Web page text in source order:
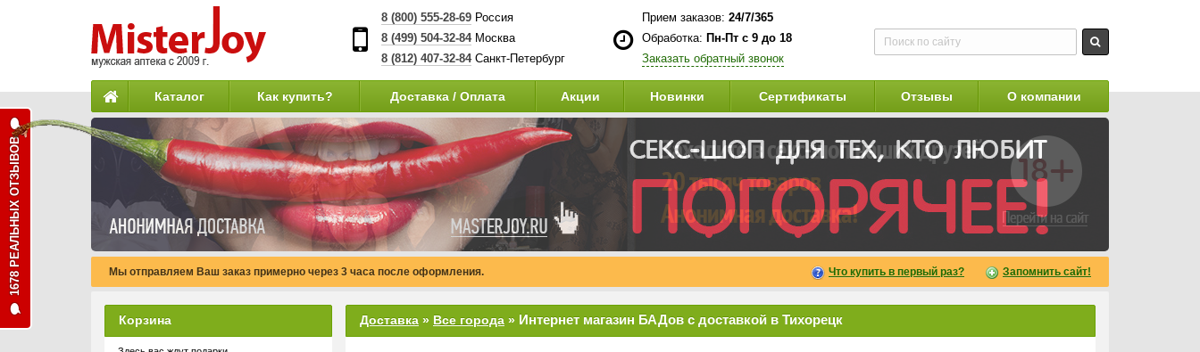
8 (800) 555-28-69Россия
8 (499) 504-32-84Москва
8 (812) 407-32-84 Санкт-Петербург
Прием заказов: 24/7/365
Обработка: Пн-Пт с 9 до 18
Заказать обратный звонок
Каталог Как купить? Доставка / Оплата Акции Новинки Сертификаты Отзывы О компании
Мы отправляем Ваш заказ примерно через 3 часа после оформления. Что купить в первый раз? Запомнить сайт!
Доставка » Все города » Интернет магазин БАДов с доставкой в Тихорецк
Корзина
1678 РЕАЛЬНЫХ ОТЗЫВОВ